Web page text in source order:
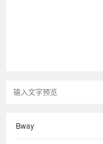
Bway